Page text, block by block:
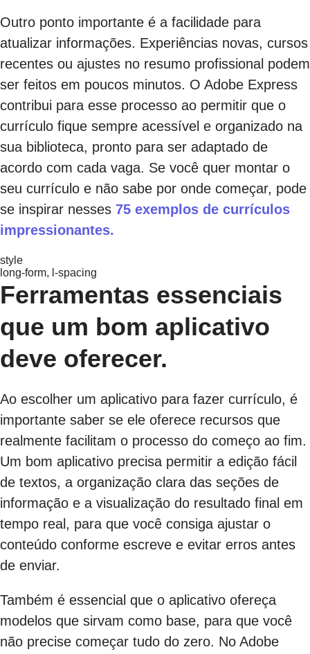
Outro ponto importante é a facilidade para
atualizar informações. Experiências novas, cursos
recentes ou ajustes no resumo profissional podem
ser feitos em poucos minutos. O Adobe Express
contribui para esse processo ao permitir que o
currículo fique sempre acessível e organizado na
sua biblioteca, pronto para ser adaptado de
acordo com cada vaga. Se você quer montar o
seu currículo e não sabe por onde começar, pode
se inspirar nesses 75 exemplos de currículos
impressionantes.
style
long-form, l-spacing
Ferramentas essenciais
que um bom aplicativo
deve oferecer.
Ao escolher um aplicativo para fazer currículo, é
importante saber se ele oferece recursos que
realmente facilitam o processo do começo ao fim.
Um bom aplicativo precisa permitir a edição fácil
de textos, a organização clara das seções de
informação e a visualização do resultado final em
tempo real, para que você consiga ajustar o
conteúdo conforme escreve e evitar erros antes
de enviar.
Também é essencial que o aplicativo ofereça
modelos que sirvam como base, para que você
não precise começar tudo do zero. No Adobe